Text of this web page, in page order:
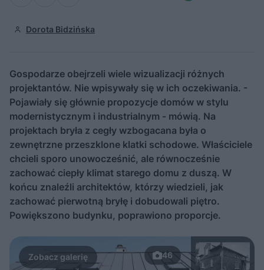
Dorota Bidzińska
Gospodarze obejrzeli wiele wizualizacji różnych
projektantów. Nie wpisywały się w ich oczekiwania. -
Pojawiały się głównie propozycje domów w stylu
modernistycznym i industrialnym - mówią. Na
projektach bryła z cegły wzbogacana była o
zewnętrzne przeszklone klatki schodowe. Właściciele
chcieli sporo unowocześnić, ale równocześnie
zachować ciepły klimat starego domu z duszą. W
końcu znaleźli architektów, którzy wiedzieli, jak
zachować pierwotną bryłę i dobudowali piętro.
Powiększono budynku, poprawiono proporcje.
46